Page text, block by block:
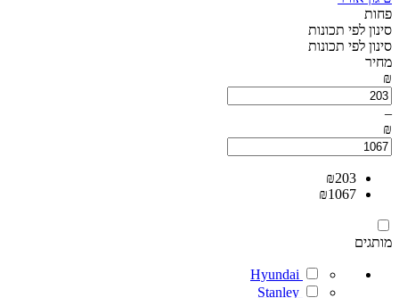
פחות
סינון לפי תכונות
סינון לפי תכונות
מחיר
₪
–
₪
₪203
₪1067
מותגים
Hyundai
Stanley